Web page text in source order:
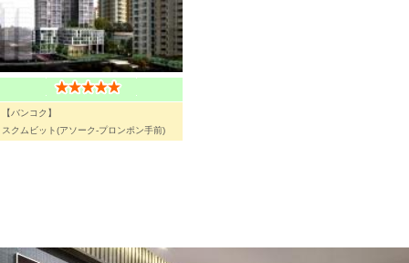
【バンコク】
スクムビット(アソーク-プロンポン手前)